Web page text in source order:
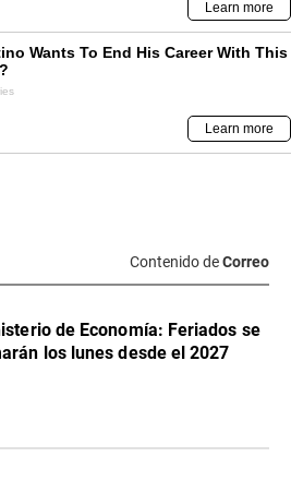
Contenido deCorreo
de Economía: Feriados se
los lunes desde el 2027